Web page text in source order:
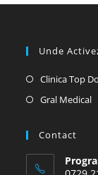
Unde
Clinica Top
Gral Medical
Contact